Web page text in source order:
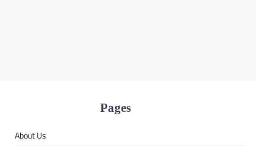
Pages
About Us